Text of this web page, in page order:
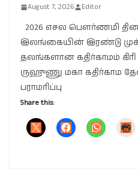
August 7, 2026 Editor
2026 எசல பௌர்ணமி
இலங்கையின் இரண்டு
தலங்களான கதிர்காமம்
ருஹுணு மகா கதிர்காம
பராமரிப்பு
Share this: